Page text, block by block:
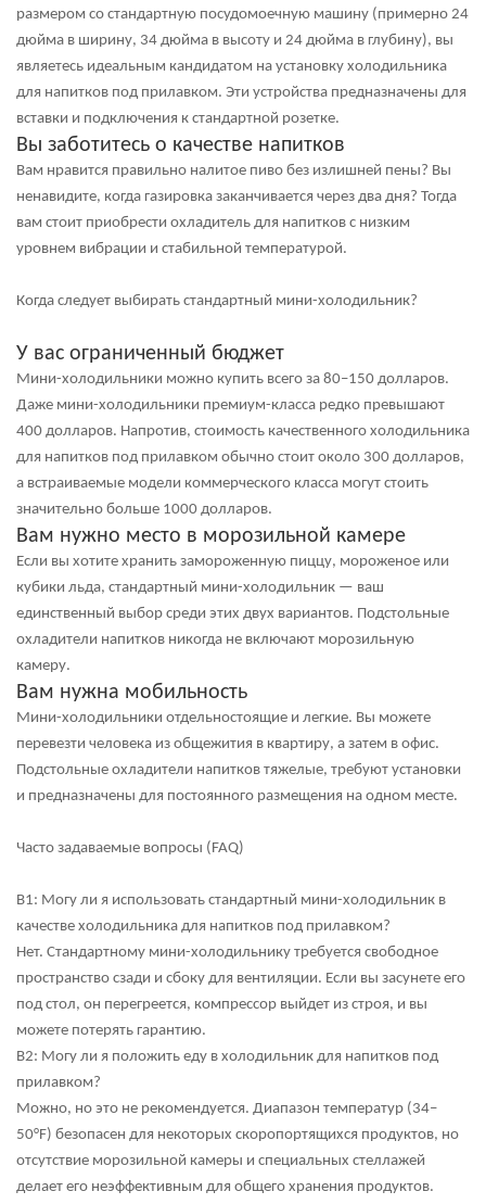
размером со стандартную посудомоечную машину (примерно 24
дюйма в ширину, 34 дюйма в высоту и 24 дюйма в глубину), вы
являетесь идеальным кандидатом на установку холодильника
для напитков под прилавком. Эти устройства предназначены для
вставки и подключения к стандартной розетке.
Вы заботитесь о качестве напитков
Вам нравится правильно налитое пиво без излишней пены? Вы
ненавидите, когда газировка заканчивается через два дня? Тогда
вам стоит приобрести охладитель для напитков с низким
уровнем вибрации и стабильной температурой.
Когда следует выбирать стандартный мини-холодильник?
У вас ограниченный бюджет
Мини-холодильники можно купить всего за 80–150 долларов.
Даже мини-холодильники премиум-класса редко превышают
400 долларов. Напротив, стоимость качественного холодильника
для напитков под прилавком обычно стоит около 300 долларов,
а встраиваемые модели коммерческого класса могут стоить
значительно больше 1000 долларов.
Вам нужно место в морозильной камере
Если вы хотите хранить замороженную пиццу, мороженое или
кубики льда, стандартный мини-холодильник — ваш
единственный выбор среди этих двух вариантов. Подстольные
охладители напитков никогда не включают морозильную
камеру.
Вам нужна мобильность
Мини-холодильники отдельностоящие и легкие. Вы можете
перевезти человека из общежития в квартиру, а затем в офис.
Подстольные охладители напитков тяжелые, требуют установки
и предназначены для постоянного размещения на одном месте.
Часто задаваемые вопросы (FAQ)
В1: Могу ли я использовать стандартный мини-холодильник в
качестве холодильника для напитков под прилавком?
Нет. Стандартному мини-холодильнику требуется свободное
пространство сзади и сбоку для вентиляции. Если вы засунете его
под стол, он перегреется, компрессор выйдет из строя, и вы
можете потерять гарантию.
В2: Могу ли я положить еду в холодильник для напитков под
прилавком?
Можно, но это не рекомендуется. Диапазон температур (34–
50°F) безопасен для некоторых скоропортящихся продуктов, но
отсутствие морозильной камеры и специальных стеллажей
делает его неэффективным для общего хранения продуктов.